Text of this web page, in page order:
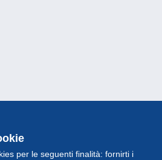
per le seguenti finalità: fornirti i